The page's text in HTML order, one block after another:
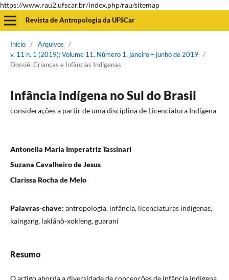
https://www.rau2.ufscar.br/index.php/rau/sitemap
Revista de Antropologia da UFSCar
Início / Arquivos
/
v. 11 n. 1 (2019): Volume 11, Número 1, janeiro – junho de 2019
/
Dossiê: Crianças e Infâncias Indígenas
Infância indígena no Sul do Brasil
considerações a partir de uma disciplina de Licenciatura Indígena
Antonella Maria Imperatriz Tassinari
Suzana Cavalheiro de Jesus
Clarissa Rocha de Melo
Palavras-chave: antropologia, infância, licenciaturas indígenas,
kaingang, laklãnõ-xokleng, guarani
Resumo
O artigo aborda a diversidade de concepções de infância indígena